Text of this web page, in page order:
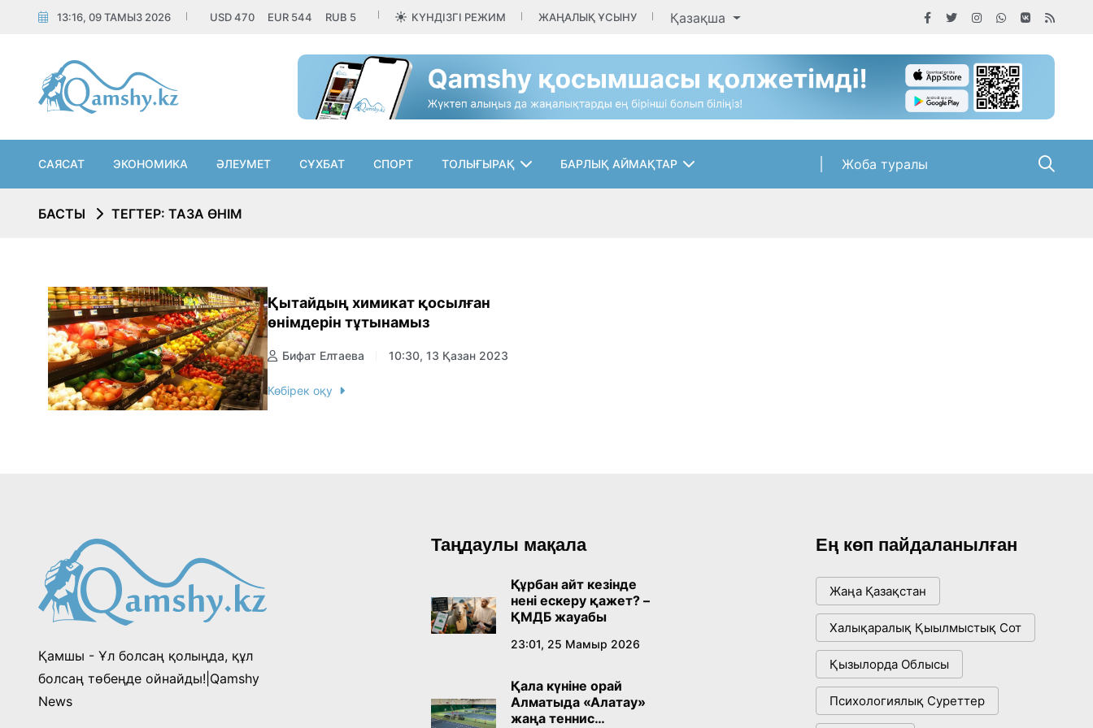
13:16, 09 ТАМЫЗ 2026 USD470 EUR 544 RUB 5 КҮНДІЗГІ РЕЖИМ ЖАҢАЛЫҚ ҰСЫНУ Қазақша
САЯСАТ ЭКОНОМИКА ӘЛЕУМЕТ СҰХБАТ СПОРТ ТОЛЫҒЫРАҚ БАРЛЫҚ АЙМАҚТАР Жоба туралы
БАСТЫ ТЕГТЕР: ТАЗА ӨНІМ
Қытайдың химикат қосылған
өнімдерін тұтынамыз
Бифат Елтаева 10:30, 13 Қазан 2023
Көбірек оқу
Қамшы - Ұл болсаң қолыңда, құл
болсаң төбеңде ойнайды!|Qamshy
News
Таңдаулы мақала
Құрбан айт кезінде
нені ескеру қажет? –
ҚМДБ жауабы
23:01, 25 Мамыр 2026
Қала күніне орай
Алматыда «Алатау»
жаңа теннис
Ең көп пайдаланылған
Жаңа Қазақстан
Халықаралық Қыылмыстық Сот
Қызылорда Облысы
Психологиялық Суреттер